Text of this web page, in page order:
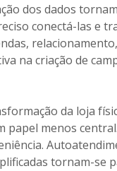
dos dados
conectá-las e
na criação de
da loja
papel menos
tornam-se